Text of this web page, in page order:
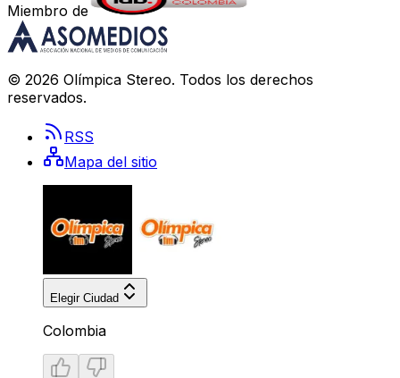
Miembro de
© 2026 Olímpica Stereo. Todos los derechos
reservados.
RSS
Mapa del sitio
Elegir Ciudad
Colombia